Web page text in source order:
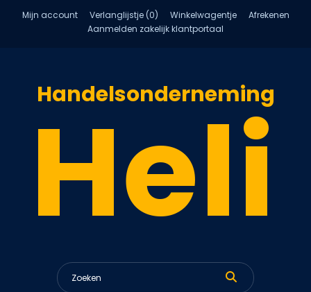
Mijn account Verlanglijstje (0) Winkelwagentje
Afrekenen
Aanmelden zakelijk klantportaal
Handelsonderneming
Heli